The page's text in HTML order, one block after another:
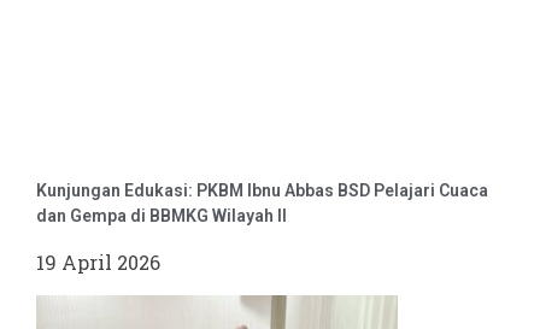
Kunjungan Edukasi: PKBM Ibnu Abbas BSD Pelajari Cuaca
dan Gempa di BBMKG Wilayah II
19 April 2026